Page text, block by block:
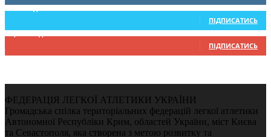
234 Підписників
ПІДПИСАТИСЬ
9,370 Підписників
ПІДПИСАТИСЬ
ФЕДЕРАЦІЯ ЛЕГКОЇ АТЛЕТИКИ УКРАЇНИ
Громадська спілка територіальних федерацій легкої атлетики
Автономної Республіки Крим, областей України, міст Києва
та Севастополя, яка створена з метою розвитку та